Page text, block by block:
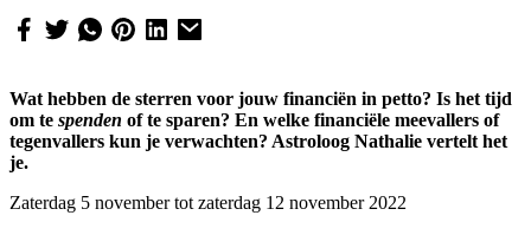
Wat hebben de sterren voor jouw financiën in petto? Is het tijd
om te spenden of te sparen? En welke financiële meevallers of
tegenvallers kun je verwachten? Astroloog Nathalie vertelt het
je.
Zaterdag 5 november tot zaterdag 12 november 2022